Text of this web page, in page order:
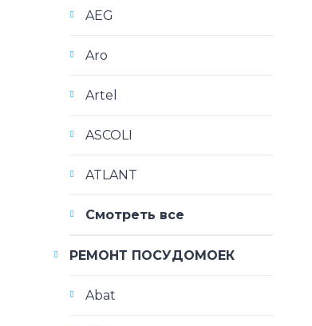
AEG
Aro
Artel
ASCOLI
ATLANT
Смотреть все
РЕМОНТ ПОСУДОМОЕК
Abat